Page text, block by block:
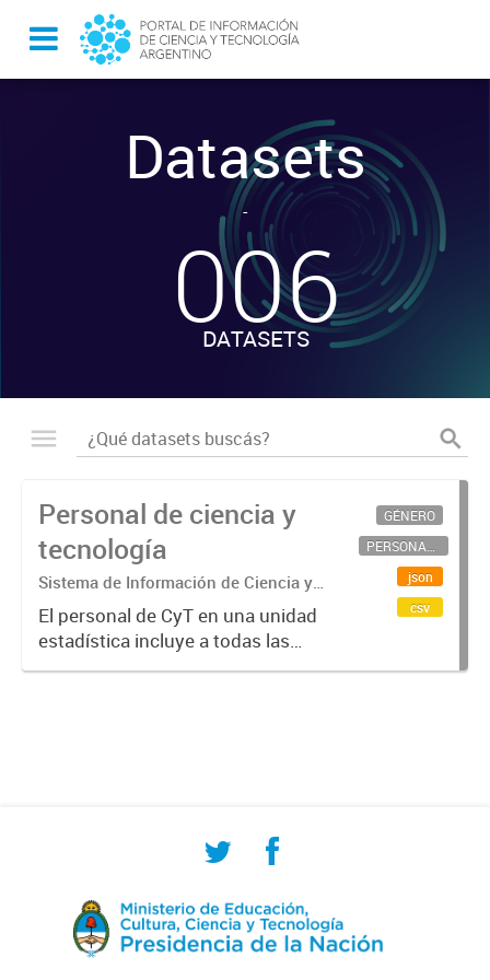
Datasets
-
006
DATASETS
Personal de ciencia y
tecnología
Sistema de Información de Ciencia y
Tecnología Argentino (SICYTAR)
El personal de CyT en una unidad
estadística incluye a todas las
personas involucradas
GÉNERO
PERSONAL CIENTÍFICO-TECNOLÓGICO
json
csv